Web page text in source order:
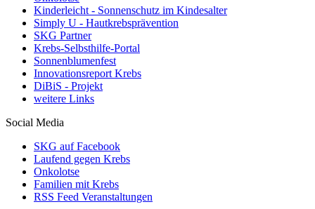
Kinderleicht - Sonnenschutz im Kindesalter
Simply U - Hautkrebsprävention
SKG Partner
Krebs-Selbsthilfe-Portal
Sonnenblumenfest
Innovationsreport Krebs
DiBiS - Projekt
weitere Links
Social Media
SKG auf Facebook
Laufend gegen Krebs
Onkolotse
Familien mit Krebs
RSS Feed Veranstaltungen